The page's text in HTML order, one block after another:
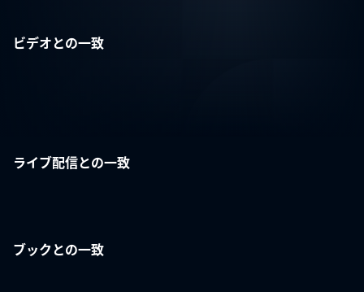
ビデオとの一致
ライブ配信との一致
ブックとの一致